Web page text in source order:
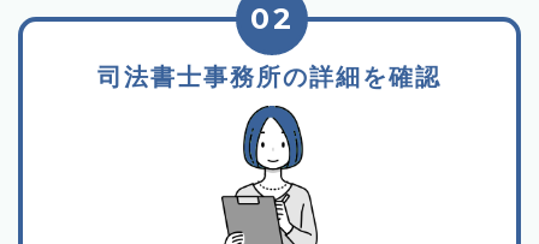
司法書士事務所の詳細を確認
02